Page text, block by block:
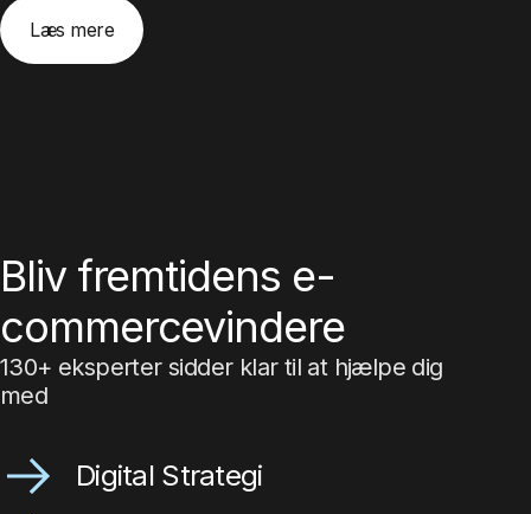
Læs mere
Bliv fremtidens e-
commercevindere
130+ eksperter sidder klar til at hjælpe dig
med
Digital Strategi